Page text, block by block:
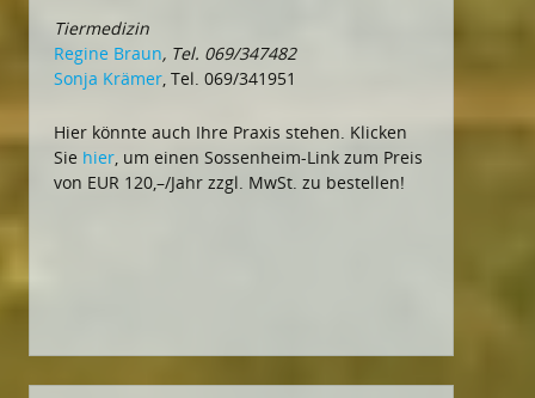
Tiermedizin
Regine Braun, Tel. 069/347482
Sonja Krämer, Tel. 069/341951
Hier könnte auch Ihre Praxis stehen. Klicken
Sie hier, um einen Sossenheim-Link zum Preis
von EUR 120,–/Jahr zzgl. MwSt. zu bestellen!